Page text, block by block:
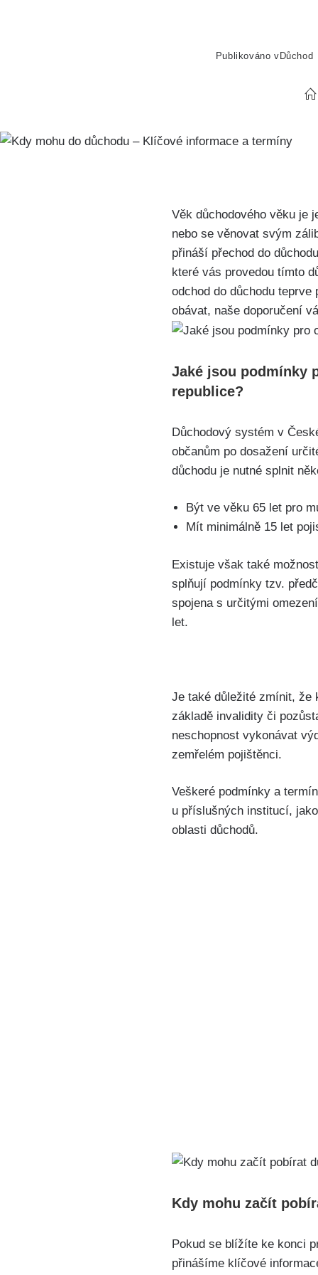
Publikováno v Důchod
Věk důchodového věku je
nebo se věnovat svým
přináší přechod do
které vás provedou tímto
odchod do důchodu
obávat, naše doporučení
Jaké jsou podmínky
republice?
Důchodový systém v
občanům po dosažení
důchodu je nutné splnit
Být ve věku 65 let pro
Mít minimálně 15 let
Existuje však také
splňují podmínky tzv.
spojena s určitými
let.
Je také důležité zmínit, že
základě invalidity či
neschopnost vykonávat
zemřelém pojištěnci.
Veškeré podmínky a
u příslušných institucí,
oblasti důchodů.
Kdy mohu začít
Pokud se blížíte ke konci
přinášíme klíčové